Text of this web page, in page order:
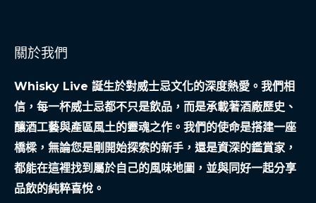
隱
的
社
會
安
全
網
關於我們
Whisky Live 誕生於對威士忌文化的深度熱愛。我們相
信，每一杯威士忌都不只是飲品，而是承載著酒廠歷史、
釀酒工藝與產區風土的靈魂之作。我們的使命是搭建一座
橋樑，無論您是剛開始探索的新手，還是資深的鑑賞家，
都能在這裡找到屬於自己的風味地圖，並與同好一起分享
品飲的純粹喜悅。